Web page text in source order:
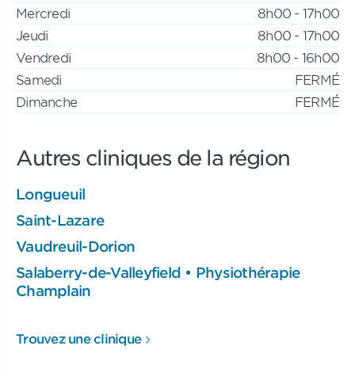
Mercredi
8h00 - 17h00
Jeudi
8h00 - 17h00
Vendredi
8h00 - 16h00
Samedi
FERMÉ
Dimanche
FERMÉ
Autres cliniques de la région
Longueuil
Saint-Lazare
Vaudreuil-Dorion
Salaberry-de-Valleyfield • Physiothérapie
Champlain
Trouvez une clinique